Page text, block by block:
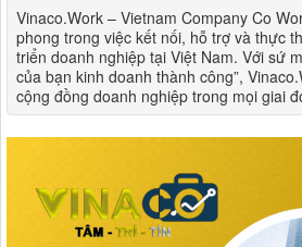
Vinaco.Work – Vietnam Company Co
phong trong việc kết nối, hỗ trợ và thực
triển doanh nghiệp tại Việt Nam. Với sứ
của bạn kinh doanh thành công”,
cộng đồng doanh nghiệp trong mọi giai